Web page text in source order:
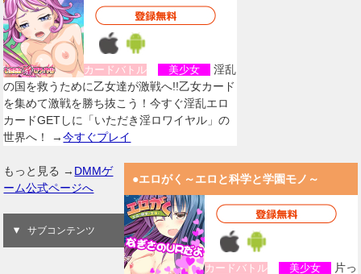
カードバトル 美少女
淫乱
の国を救うために乙女達が激戦へ!!乙女カード
を集めて激戦を勝ち抜こう！今すぐ淫乱エロ
カードGETしに「いただき淫ロワイヤル」の
世界へ！ →今すぐプレイ
●エロがく～エロと科学と学園モノ～
カードバトル 美少女
片っ
もっと見る → DMMゲ
ーム公式ページへ
サブコンテンツ